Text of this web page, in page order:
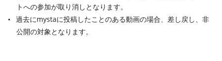
トへの参加が取り消しとなります。
過去にmystaに投稿したことのある動画の場合、差し戻し、非
公開の対象となります。